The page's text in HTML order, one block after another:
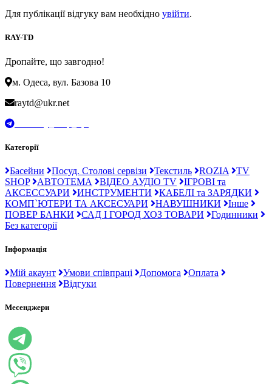
Для публікації відгуку вам необхідно увійти.
RAY-TD
Дропайте, що завгодно!
м. Одеса, вул. Базова 10
raytd@ukr.net
Категорії
Басейни Посуд. Столові сервізи Текстиль ROZIA
TV
SHOP
АВТОТЕМА ВІДЕО АУДІО TV
ІГРОВІ та
АКСЕССУАРИ
ИНСТРУМЕНТИ
КАБЕЛІ та ЗАРЯДКИ
КОМП`ЮТЕРИ ТА АКСЕСУАРИ
НАВУШНИКИ
Інше
ПОВЕР БАНКИ
САД І ГОРОД ХОЗ ТОВАРИ
Годинники
Без категорії
Інформація
Мій акаунт Умови співпраці Допомога
Оплата
Повернення
Відгуки
Месенджери